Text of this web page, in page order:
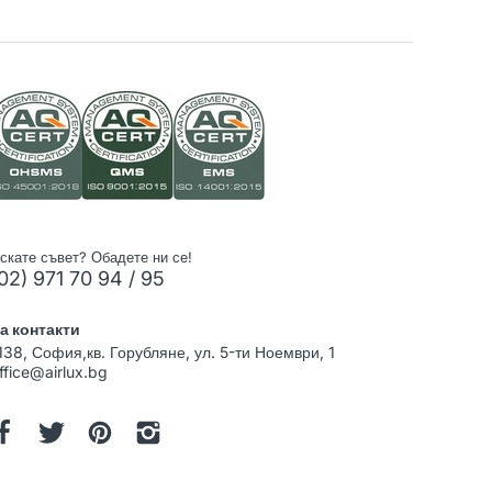
съвет? Обадете ни се!
971 70 94 / 95
контакти
София,кв. Горубляне, ул. 5-ти Ноември, 1